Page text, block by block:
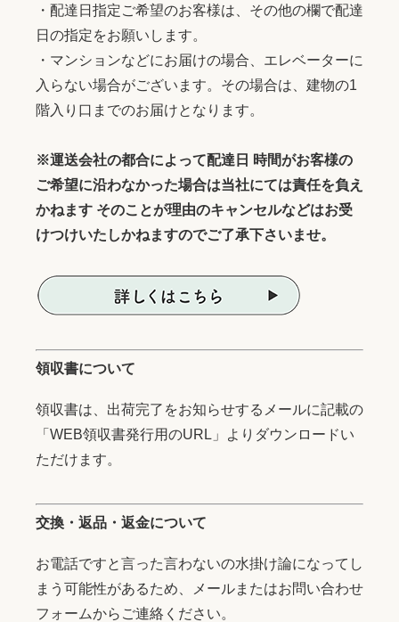
・配達日指定ご希望のお客様は、その他の欄で配達
日の指定をお願いします。
・マンションなどにお届けの場合、エレベーターに
入らない場合がございます。その場合は、建物の1
階入り口までのお届けとなります。
※運送会社の都合によって配達日 時間がお客様の
ご希望に沿わなかった場合は当社にては責任を負え
かねます そのことが理由のキャンセルなどはお受
けつけいたしかねますのでご了承下さいませ。
領収書について
領収書は、出荷完了をお知らせするメールに記載の
「WEB領収書発行用のURL」よりダウンロードい
ただけます。
交換・返品・返金について
お電話ですと言った言わないの水掛け論になってし
まう可能性があるため、メールまたはお問い合わせ
フォームからご連絡ください。